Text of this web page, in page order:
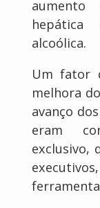
alcoólica.
Um fator
melhora
avanço
eram
exclusivo,